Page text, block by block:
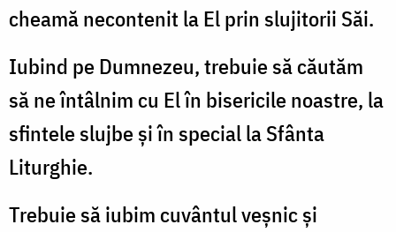
cheamă necontenit la El prin slujitorii Săi.
Iubind pe Dumnezeu, trebuie să căutăm
să ne întâlnim cu El în bisericile noastre, la
sfintele slujbe şi în special la Sfânta
Liturghie.
Trebuie să iubim cuvântul veşnic şi